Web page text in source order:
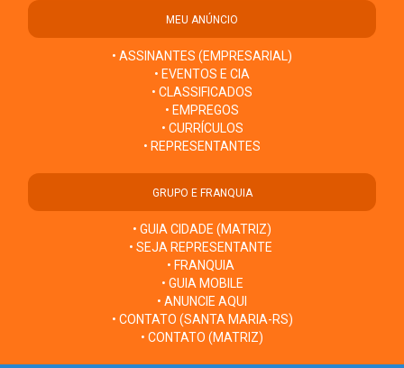
MEU ANÚNCIO
• ASSINANTES (EMPRESARIAL)
• EVENTOS E CIA
• CLASSIFICADOS
• EMPREGOS
• CURRÍCULOS
• REPRESENTANTES
GRUPO E FRANQUIA
• GUIA CIDADE (MATRIZ)
• SEJA REPRESENTANTE
• FRANQUIA
• GUIA MOBILE
• ANUNCIE AQUI
• CONTATO (SANTA MARIA-RS)
• CONTATO (MATRIZ)